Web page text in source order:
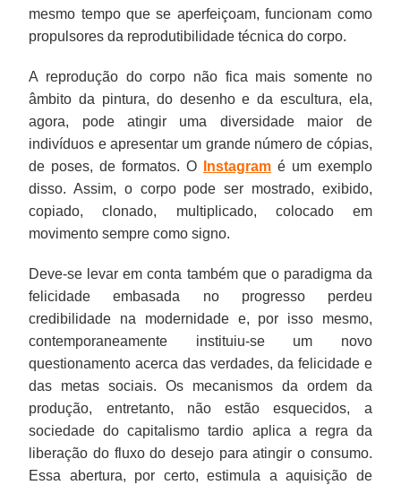
mesmo tempo que se aperfeiçoam, funcionam como
propulsores da reprodutibilidade técnica do corpo.
A reprodução do corpo não fica mais somente no
âmbito da pintura, do desenho e da escultura, ela,
agora, pode atingir uma diversidade maior de
indivíduos e apresentar um grande número de cópias,
de poses, de formatos. O
Instagramé um exemplo
disso. Assim, o corpo pode ser mostrado, exibido,
copiado, clonado, multiplicado, colocado em
movimento sempre como signo.
Deve-se levar em conta também que o paradigma da
felicidade embasada no progresso perdeu
credibilidade na modernidade e, por isso mesmo,
contemporaneamente instituiu-se um novo
questionamento acerca das verdades, da felicidade e
das metas sociais. Os mecanismos da ordem da
produção, entretanto, não estão esquecidos, a
sociedade do capitalismo tardio aplica a regra da
liberação do fluxo do desejo para atingir o consumo.
Essa abertura, por certo, estimula a aquisição de